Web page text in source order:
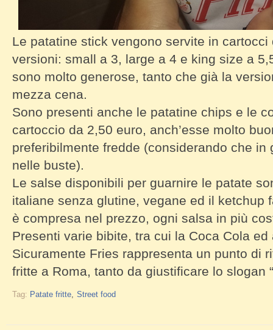
Le patatine stick vengono servite in
versioni: small a 3, large a 4 e king size a
sono molto generose, tanto che già la
mezza cena.
Sono presenti anche le patatine chips e le
cartoccio da 2,50 euro, anch’esse molto
preferibilmente fredde (considerando che in
nelle buste).
Le salse disponibili per guarnire le patate
italiane senza glutine, vegane ed il ketchup
è compresa nel prezzo, ogni salsa in più
Presenti varie bibite, tra cui la Coca Cola
Sicuramente Fries rappresenta un punto di
fritte a Roma, tanto da giustificare lo slogan
Tag: Patate fritte Street food